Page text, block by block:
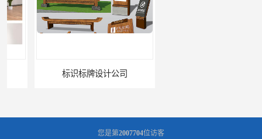
标识标牌设计公司
您是第2007704位访客